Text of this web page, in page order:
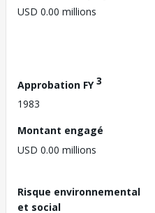
USD 0.00 millions
Approbation FY3
1983
Montant engagé
USD 0.00 millions
Risque environnemental
et social